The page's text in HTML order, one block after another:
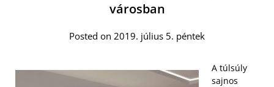
városban
Posted on 2019. július 5. péntek
A túlsúly
sajnos